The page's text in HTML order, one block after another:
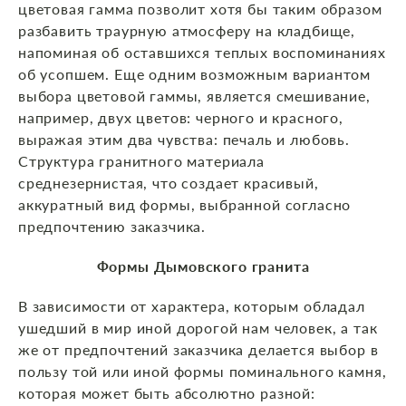
цветовая гамма позволит хотя бы таким образом
разбавить траурную атмосферу на кладбище,
напоминая об оставшихся теплых воспоминаниях
об усопшем. Еще одним возможным вариантом
выбора цветовой гаммы, является смешивание,
например, двух цветов: черного и красного,
выражая этим два чувства: печаль и любовь.
Структура гранитного материала
среднезернистая, что создает красивый,
аккуратный вид формы, выбранной согласно
предпочтению заказчика.
Формы Дымовского гранита
В зависимости от характера, которым обладал
ушедший в мир иной дорогой нам человек, а так
же от предпочтений заказчика делается выбор в
пользу той или иной формы поминального камня,
которая может быть абсолютно разной: